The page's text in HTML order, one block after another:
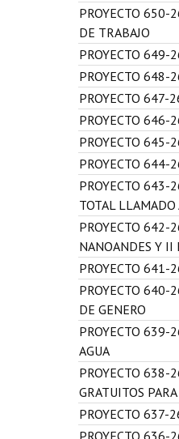
PROYECTO 650-
DE TRABAJO
PROYECTO 649-
PROYECTO 648-
PROYECTO 647-
PROYECTO 646-
PROYECTO 645-
PROYECTO 644-
PROYECTO 643-
TOTAL LLAMADO
PROYECTO 642-
NANOANDES Y II
PROYECTO 641-
PROYECTO 640-
DE GENERO
PROYECTO 639-
AGUA
PROYECTO 638-
GRATUITOS
PROYECTO 637-
PROYECTO 636-